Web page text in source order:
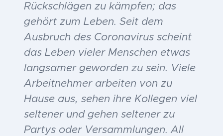
Rückschlägen zu kämpfen; das
gehört zum Leben. Seit dem
Ausbruch des Coronavirus scheint
das Leben vieler Menschen etwas
langsamer geworden zu sein. Viele
Arbeitnehmer arbeiten von zu
Hause aus, sehen ihre Kollegen viel
seltener und gehen seltener zu
Partys oder Versammlungen. All